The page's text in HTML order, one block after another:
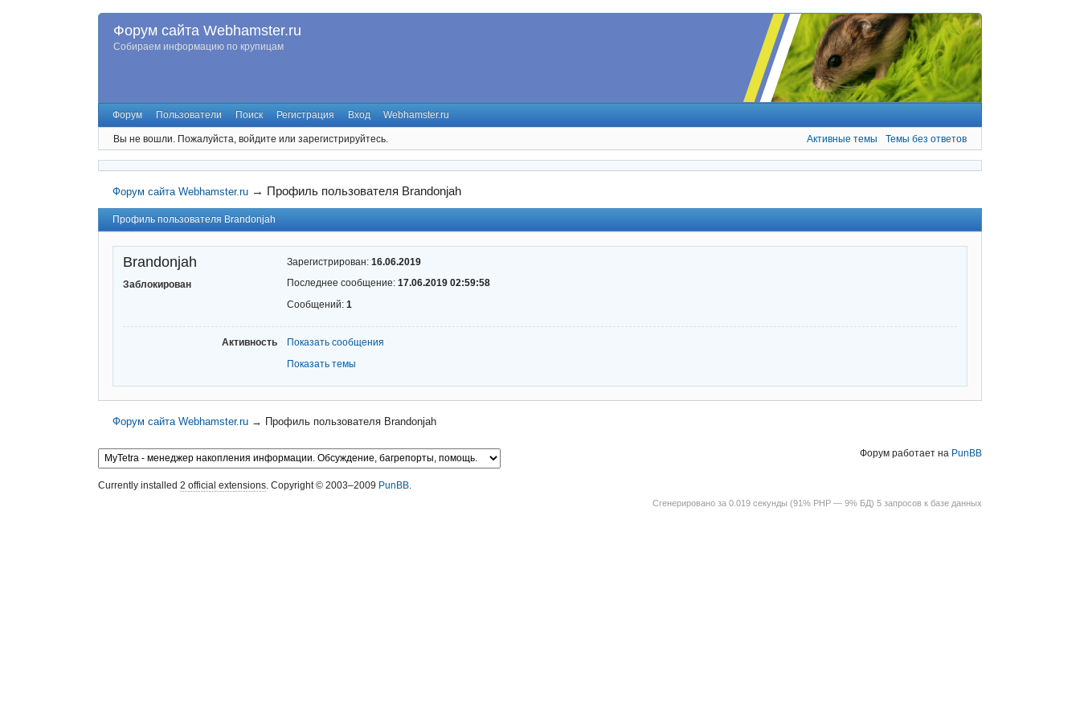
Форум сайта Webhamster.ru
Собираем информацию по крупицам
Форум Пользователи Поиск Регистрация Вход Webhamster.ru
Вы не вошли. Пожалуйста, войдите или зарегистрируйтесь. Активные темы Темы без ответов
Форум сайта Webhamster.ru → Профиль пользователя Brandonjah
Профиль пользователя Brandonjah
Brandonjah
Заблокирован
Зарегистрирован: 16.06.2019
Последнее сообщение: 17.06.2019 02:59:58
Сообщений: 1
Активность
Показать сообщения
Показать темы
Форум сайта Webhamster.ru → Профиль пользователя Brandonjah
Форум работает на PunBB
Currently installed 2 official extensions . Copyright © 2003–2009 PunBB
Сгенерировано за 0.019 секунды (91% PHP — 9% БД) 5 запросов к базе данных